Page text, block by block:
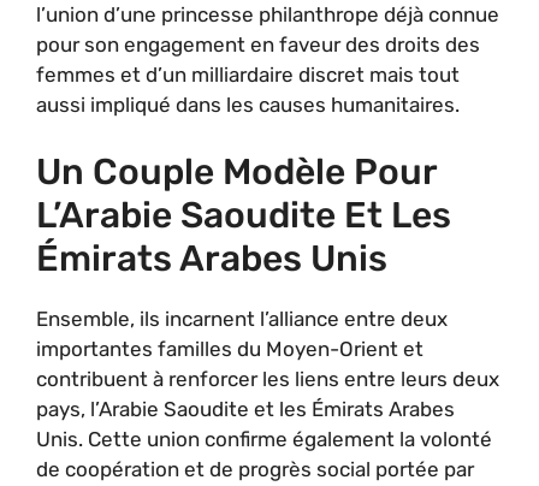
l’union d’une princesse philanthrope déjà connue
pour son engagement en faveur des droits des
femmes et d’un milliardaire discret mais tout
aussi impliqué dans les causes humanitaires.
Un Couple Modèle Pour
L’Arabie Saoudite Et Les
Émirats Arabes Unis
Ensemble, ils incarnent l’alliance entre deux
importantes familles du Moyen-Orient et
contribuent à renforcer les liens entre leurs deux
pays, l’Arabie Saoudite et les Émirats Arabes
Unis. Cette union confirme également la volonté
de coopération et de progrès social portée par